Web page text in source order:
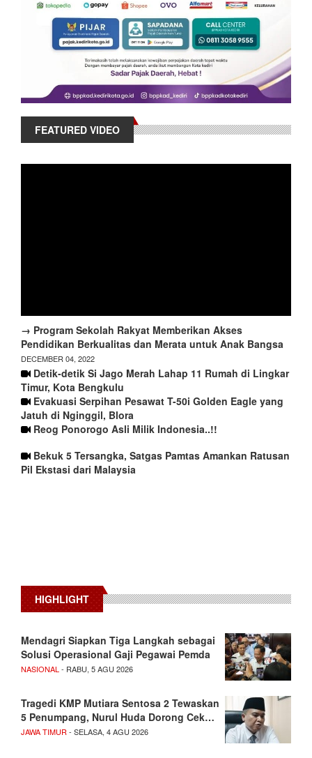
FEATURED VIDEO
→ Program Sekolah Rakyat Memberikan Akses
Pendidikan Berkualitas dan Merata untuk Anak Bangsa
DECEMBER 04, 2022
Detik-detik Si Jago Merah Lahap 11 Rumah di Lingkar
Timur, Kota Bengkulu
Evakuasi Serpihan Pesawat T-50i Golden Eagle yang
Jatuh di Nginggil, Blora
Reog Ponorogo Asli Milik Indonesia..!!
Bekuk 5 Tersangka, Satgas Pamtas Amankan Ratusan
Pil Ekstasi dari Malaysia
HIGHLIGHT
Mendagri Siapkan Tiga Langkah sebagai
Solusi Operasional Gaji Pegawai Pemda
NASIONAL - RABU, 5 AGU 2026
Tragedi KMP Mutiara Sentosa 2 Tewaskan
5 Penumpang, Nurul Huda Dorong Cek…
JAWA TIMUR - SELASA, 4 AGU 2026